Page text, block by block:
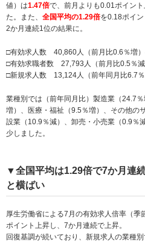
値）は1.47倍で、前月よりも0.01ポイン
た。また、 全国平均の1.29倍を0.18ポイ
2か月連続1位の結果に。
□有効求人数 40,860人（前月比0.6％増
□有効求職者数 27,793人（前月比0.5％
□新規求人数 13,124人（前年同月比6.7
業種別では（前年同月比）製造業（24.7
増）、医療・福祉（9.5％増）、その他の
設業（10.9％減）、卸売・小売業（0.9％
少しました。
▼全国平均は1.29倍で7か月連
と横ばい
厚生労働省による7月の有効求人倍率（季
ポイント上昇し、7か月連続で上昇。
回復基調が続いており、新規求人の業種